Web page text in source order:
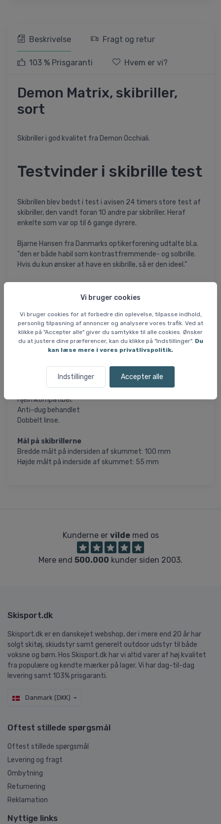
Vi bruger cookies
Vi bruger cookies for at forbedre din oplevelse, tilpasse indhold,
personlig tilpasning af annoncer og analysere vores trafik. Ved at
klikke på "Accepter alle" giver du samtykke til alle cookies. Ønsker
du at justere dine præferencer, kan du klikke på "Indstillinger". Du
kan læse mere i vores privatlivspolitik.
Indstillinger Accepter alle
Beskrivelse Fragt og retur
103 % Prisgaranti Hvem er vi?
Demon Matrix, skibriller,
sort
Skibriller i god kvalitet fra Demon Occhiali.
Testvinder i skibrille test
Skibrillen blev bedst i test i avisen 24 timers store test af
skibriller, den vandt foran 10 andre par skibriller. Heraf
enkelte som var op til 6 gange dyrere.
Bjarne Hansen fra Danmarks optikerforening udtalte bl.a.
"den er både habil som kontrastfremmende- og solbrille.
Hvis du kun ønsker at have en skibrille, så er den ideel."
antidugbehandling. God placering af remmen som sidder
velegnet sammen med hjelm.
Gogglen leveres med en klar linse.
Linse: Transparent
100% UV-beskyttelse.
Ventileret linse og ventileret ramme.
Hjelmkompatibel.
Anti-dug behandlet
Dobbelt linse.
Mål på skibrillerne
Bredde målt på indersiden af skummet: 100 mm
Højde målt på inderside af skummet: 55 mm
Kunderne er vildemed os
Mere end 500.000 kunder siden 2003.
Skisport.dk
Skisport.dk er en danskejet webshop, der i mere end 20 år har
solgt skitøj, skiudstyr samt generelt outdoor udstyr til både
voksne og børn. Hos Skisport.dk har vi altid varer af høj kvalitet
fra populære og kendte mærker på lager. Vi har dag-til-dag
levering samt 103% prisgaranti.
Danmark (DKK)
Oftest stillede spørgsmål
Oftest stillede spørgsmål
Levering og fragt
Ombytning
Returnering
Reklamation
Nyttige links